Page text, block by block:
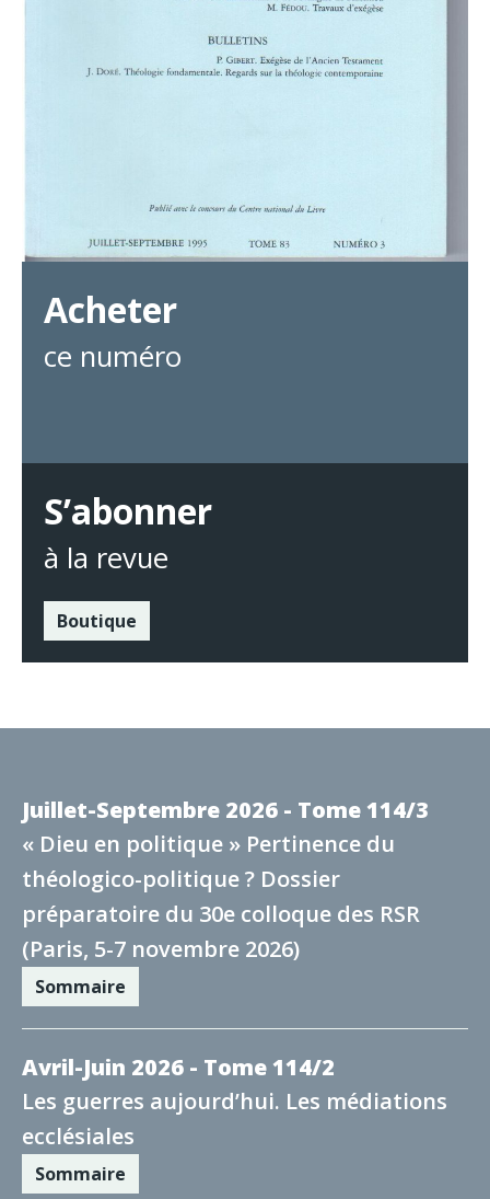
Acheter
ce numéro
S’abonner
à la revue
Boutique
Juillet-Septembre 2026 - Tome 114/3
« Dieu en politique » Pertinence du
théologico-politique ? Dossier
préparatoire du 30e colloque des RSR
(Paris, 5-7 novembre 2026)
Sommaire
Avril-Juin 2026 - Tome 114/2
Les guerres aujourd’hui. Les médiations
ecclésiales
Sommaire